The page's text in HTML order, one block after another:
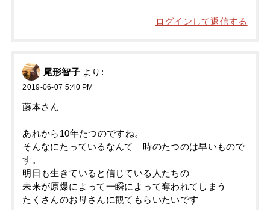
ログインして返信する
尾形智子 より:
2019-06-07 5:40 PM
藤本さん
あれから10年たつのですね。
そんなにたっているなんて 時のたつのは早いもので
す。
明日も生きていると信じている人たちの
未来が原爆によって一瞬によって奪われてしまう
たくさんのお母さんに観てもらいたいです